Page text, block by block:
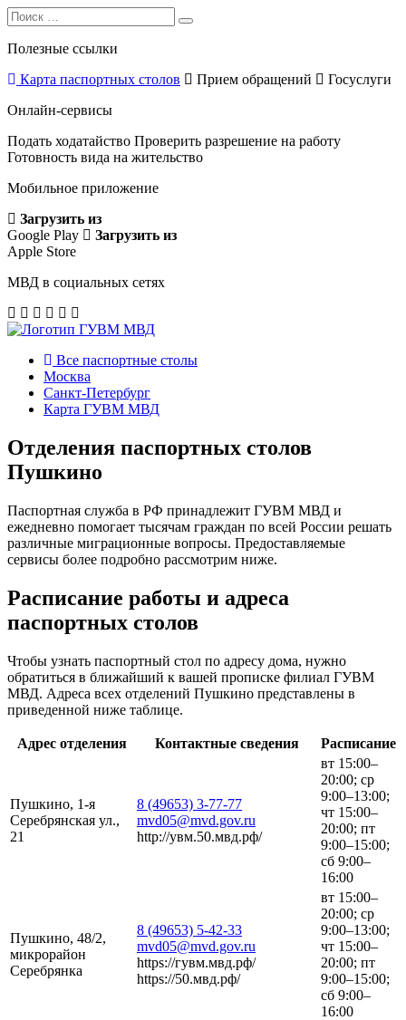
Search
for:
Search
Полезные ссылки
Карта паспортных столов
Прием обращений
Госуслуги
Онлайн-сервисы
Подать ходатайство Проверить разрешение на работу
Готовность вида на жительство
Мобильное приложение
Загрузить из
Google Play
Загрузить из
Apple Store
МВД в социальных сетях
Все паспортные столы
Москва
Санкт-Петербург
Карта ГУВМ МВД
Отделения паспортных столов
Пушкино
Паспортная служба в РФ принадлежит ГУВМ МВД и
ежедневно помогает тысячам граждан по всей России решать
различные миграционные вопросы. Предоставляемые
сервисы более подробно рассмотрим ниже.
Расписание работы и адреса
паспортных столов
Чтобы узнать паспортный стол по адресу дома, нужно
обратиться в ближайший к вашей прописке филиал ГУВМ
МВД. Адреса всех отделений Пушкино представлены в
приведенной ниже таблице.
Адрес отделения Контактные сведения Расписание
Пушкино, 1-я
Серебрянская ул.,
21
8 (49653) 3-77-77
mvd05@mvd.gov.ru
http://увм.50.мвд.рф/
вт 15:00–
20:00; ср
9:00–13:00;
чт 15:00–
20:00; пт
9:00–15:00;
сб 9:00–
16:00
Пушкино, 48/2,
микрорайон
Серебрянка
8 (49653) 5-42-33
mvd05@mvd.gov.ru
https://гувм.мвд.рф/
https://50.мвд.рф/
вт 15:00–
20:00; ср
9:00–13:00;
чт 15:00–
20:00; пт
9:00–15:00;
сб 9:00–
16:00